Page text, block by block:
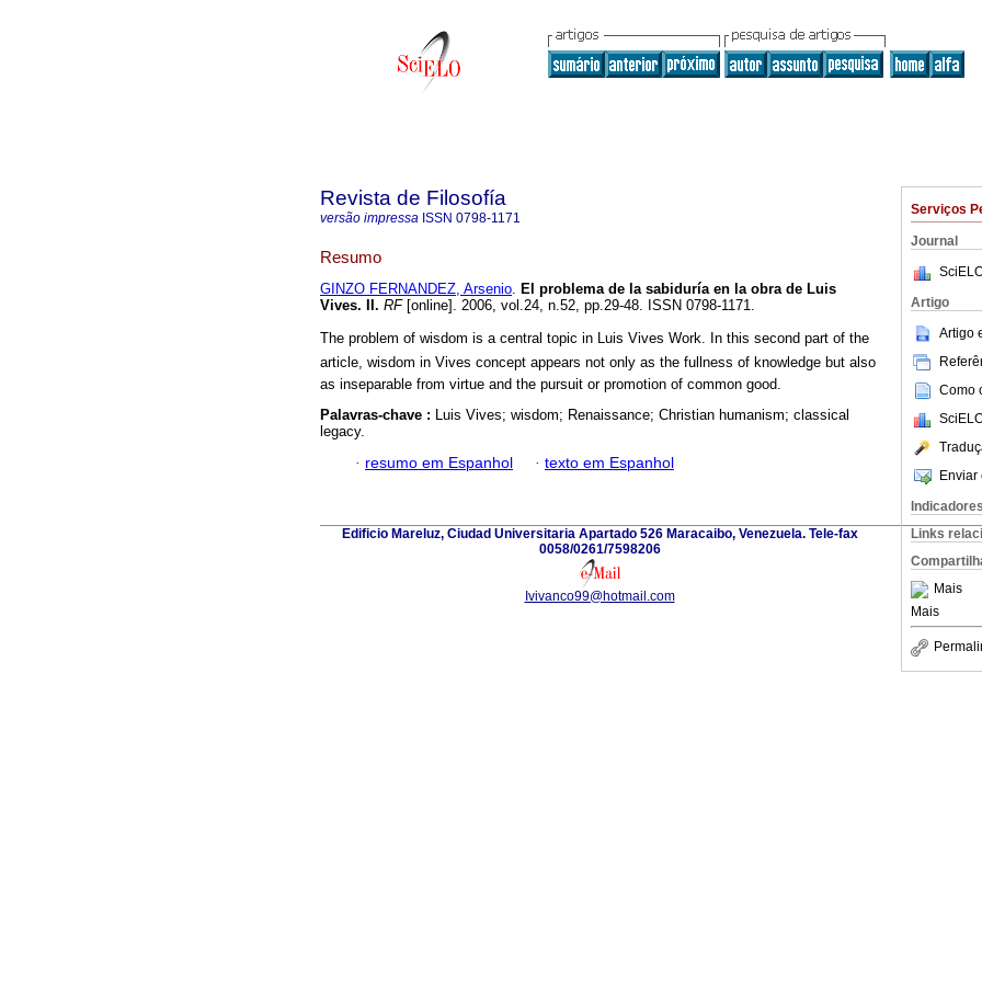
Serviços
Journal
Artigo
Artigo
Como
Enviar
Indicadores
Links
Mais
Mais
Revista de Filosofía
versão impressa ISSN 0798-1171
Resumo
GINZO FERNANDEZ, Arsenio. El problema de la sabiduría en la obra de Luis
Vives.
. RF[online]. 2006, vol.24, n.52, pp.29-48. ISSN 0798-1171.
The problem of wisdom is a central topic in Luis Vives Work. In this second part of the
article, wisdom in Vives concept appears not only as the fullness of knowledge but also
as inseparable from virtue and the pursuit or promotion of common good.
Palavras-chave : Luis Vives; wisdom; Renaissance; Christian humanism; classical
legacy.
· resumo em Espanhol · texto em Espanhol
Edificio Mareluz, Ciudad Universitaria Apartado 526 Maracaibo, Venezuela. Tele-fax
0058/0261/7598206
Ivivanco99@hotmail.com